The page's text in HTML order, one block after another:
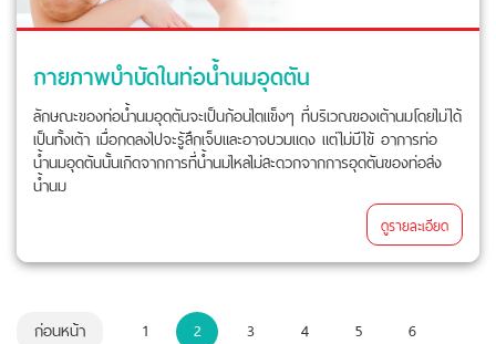
กายภาพบำบัดในท่อน้ำนมอุดตัน
ลักษณะของท่อน้ำนมอุดตันจะเป็นก้อนไตแข็งๆ ที่บริเวณของเต้านมโดยไม่ได้
เป็นทั้งเต้า เมื่อกดลงไปจะรู้สึกเจ็บและอาจบวมแดง แต่ไม่มีไข้ อาการท่อ
น้ำนมอุดตันนั้นเกิดจากการที่น้ำนมไหลไม่สะดวกจากการอุดตันของท่อส่ง
น้ำนม
ดูรายละเอียด
ก่อนหน้า 1 2 3 4 5
6